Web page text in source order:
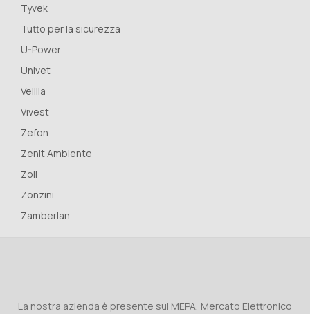
Tyvek
Tutto per la sicurezza
U-Power
Univet
Velilla
Vivest
Zefon
Zenit Ambiente
Zoll
Zonzini
Zamberlan
La nostra azienda è presente sul MEPA, Mercato Elettronico